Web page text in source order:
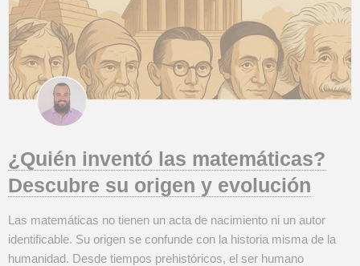
¿Quién inventó las matemáticas?
Descubre su origen y evolución
Las matemáticas no tienen un acta de nacimiento ni un autor
identificable. Su origen se confunde con la historia misma de la
humanidad. Desde tiempos prehistóricos, el ser humano